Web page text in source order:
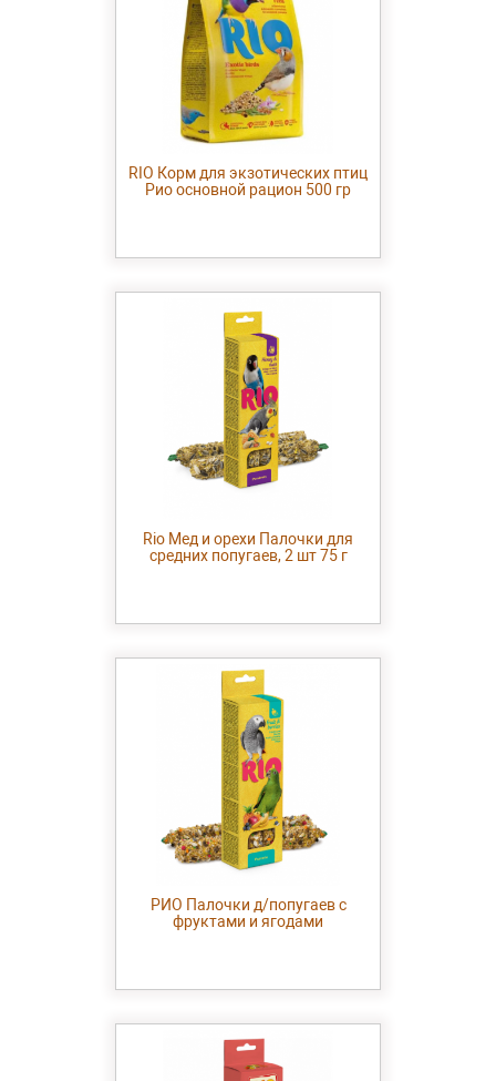
RIO Корм для экзотических птиц
Рио основной рацион 500 гр
Rio Мед и орехи Палочки для
средних попугаев, 2 шт 75 г
РИО Палочки д/попугаев с
фруктами и ягодами